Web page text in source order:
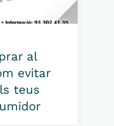
al
evitar
teus